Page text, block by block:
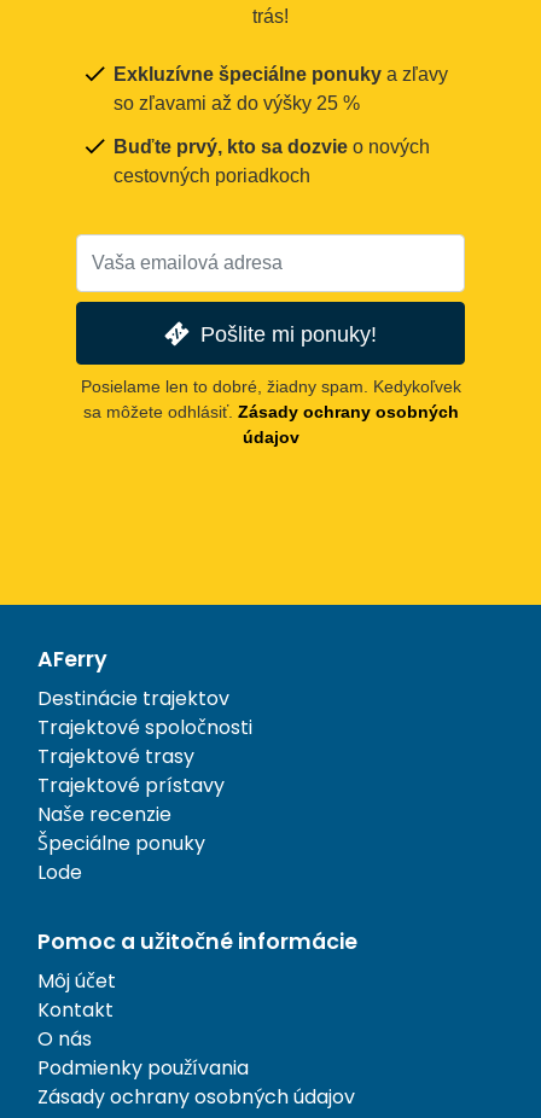
trás!
Exkluzívne špeciálne ponuky a zľavy
so zľavami až do výšky 25 %
Buďte prvý, kto sa dozvie o nových
cestovných poriadkoch
Pošlite mi ponuky!
Posielame len to dobré, žiadny spam. Kedykoľvek
sa môžete odhlásiť. Zásady ochrany osobných
údajov
AFerry
Destinácie trajektov
Trajektové spoločnosti
Trajektové trasy
Trajektové prístavy
Naše recenzie
Špeciálne ponuky
Lode
Pomoc a užitočné informácie
Môj účet
Kontakt
O nás
Podmienky používania
Zásady ochrany osobných údajov